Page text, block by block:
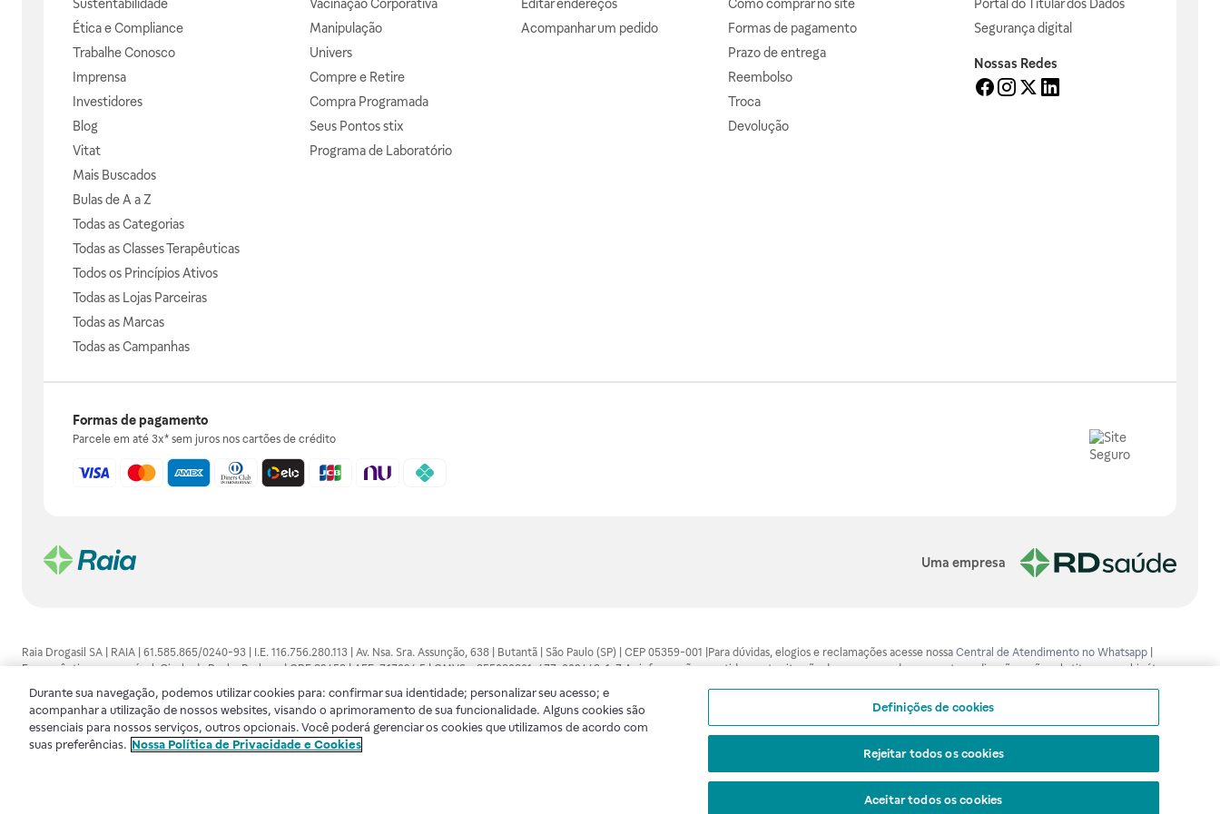
Sustentabilidade
Ética e Compliance
Trabalhe Conosco
Imprensa
Investidores
Blog
Vitat
Mais Buscados
Bulas de A a Z
Todas as Categorias
Todas as Classes Terapêuticas
Todos os Princípios Ativos
Todas as Lojas Parceiras
Todas as Marcas
Todas as Campanhas
Vacinação Corporativa
Manipulação
Univers
Compre e Retire
Compra Programada
Seus Pontos stix
Programa de Laboratório
Editar endereços
Acompanhar um pedido
Como comprar no site
Formas de pagamento
Prazo de entrega
Reembolso
Troca
Devolução
Portal do Titular dos Dados
Segurança digital
Nossas Redes
Formas de pagamento
Parcele em até 3x* sem juros nos cartões de crédito
Uma empresa
Raia Drogasil SA | RAIA | 61.585.865/0240-93 | I.E. 116.756.280.113 | Av. Nsa. Sra. Assunção, 638 | Butantã | São Paulo (SP) | CEP 05359-001 |Para dúvidas, elogios e reclamações acesse nossa Central de Atendimento no Whatsapp
Farmacêutico responsável: Gisele da Penha Barbosa | CRF 89453 | AFE: 7.17094.5 | CMVS - 355030801-477-002443-1-7 As informações contidas neste site não devem ser usadas para automedicação e não substituem, em hipótese
alguma, as orientações dadas pelo profissional da área médica. Somente o médico está apto a diagnosticar qualquer problema de saúde e prescrever o tratamento adequado. Ao persistirem os sintomas, um médico deverá ser
consultado. Os preços e promoções divulgados no site são válidos apenas para compras feitas pela internet. Maiores esclarecimentos, consultar o site: www.anvisa.gov.br . A Raia Drogasil SA trabalha com as tecnologias mais avançadas
de proteção de dados, para que você possa realizar suas compras com tranqüilidade. A privacidade e a segurança dos clientes são compromissos da Raia Drogasil SA. Todos os pedidos efetuados estão sujeitos à confirmação da
disponibilidade de produto em nosso estoque.
Durante sua navegação, podemos utilizar cookies para: confirmar sua identidade; personalizar seu acesso; e
acompanhar a utilização de nossos websites, visando o aprimoramento de sua funcionalidade. Alguns cookies são
essenciais para nossos serviços, outros opcionais. Você poderá gerenciar os cookies que utilizamos de acordo com
suas preferências. Nossa Política de Privacidade e Cookies
Definições de cookies
Rejeitar todos os cookies
Aceitar todos os cookies